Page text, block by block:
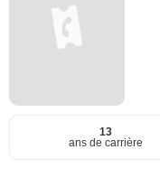
13
ans de carrière